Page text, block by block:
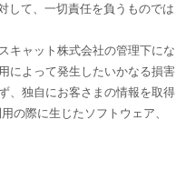
して、一切責任を負うものでは
キャット株式会社の管理下にな
によって発生したいかなる損害
、独自にお客さまの情報を取得
の際に生じたソフトウェア、